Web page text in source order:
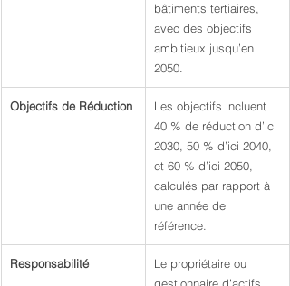
bâtiments tertiaires,
avec des objectifs
ambitieux jusqu’en
2050.
Objectifs de Réduction
Les objectifs incluent
40 % de réduction d’ici
2030, 50 % d’ici 2040,
et 60 % d’ici 2050,
calculés par rapport à
une année de
référence.
Responsabilité
Le propriétaire ou